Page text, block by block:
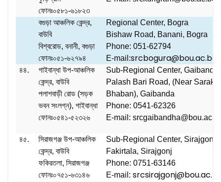
ফোনঃ০৫৮১-৬১৮২৩
বগুড়া আঞ্চলিক কেন্দ্র,
বাউবি
বিশ্বরোড, বনানী, বগুড়া
ফোনঃ০৫১-৬২৭৯৪
Regional Center, Bogra
Bishaw Road, Banani, Bogra
Phone: 051-62794
E-mail:srcbogura@bou.ac.bd
৪৪.
গাইবান্ধা উপ-আঞ্চলিক
কেন্দ্র, বাউবি
পলাশবাড়ী রোড (সড়ক
ভবন সংলগ্ন), গাইবান্ধা
ফোনঃ০৫৪১-৫২৩২৬
Sub-Regional Center,
Palash Bari Road, (Near Sarak
Bhaban), Gaibanda
Phone: 0541-62326
E-mail:
৪৫.
সিরাজগঞ্জ উপ-আঞ্চলিক
কেন্দ্র, বাউবি
ফকিরতলা, সিরাজগঞ্জ
ফোনঃ০৭৫১-৬৩১৪৬
Sub-Regional Center, Sirajgonj
Fakirtala, Sirajgonj
Phone: 0751-63146
E-mail: